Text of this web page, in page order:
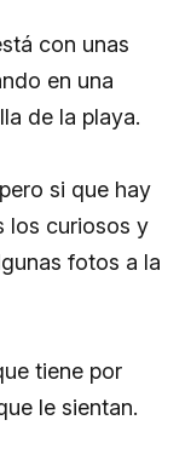
con unas
en una
de la playa.
si que hay
los curiosos y
fotos a la
tiene por
le sientan.